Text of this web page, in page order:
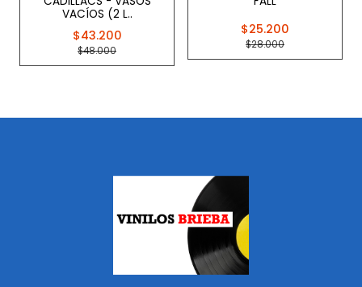
VACÍOS (2 L..
$43.200
$48.000
$25.200
$28.000